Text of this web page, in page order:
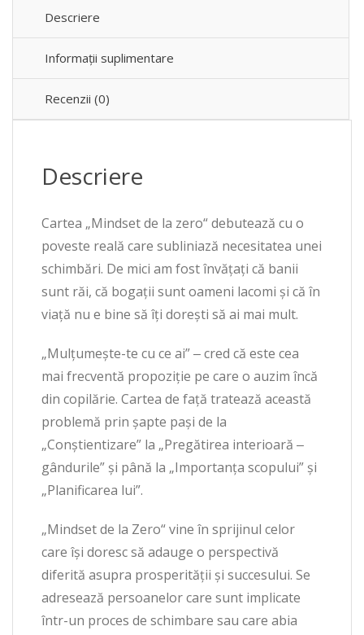
Descriere
Informații suplimentare
Recenzii (0)
Descriere
Cartea „Mindset de la zero“ debutează cu o
poveste reală care subliniază necesitatea unei
schimbări. De mici am fost învăţaţi că banii
sunt răi, că bogaţii sunt oameni lacomi şi că în
viaţă nu e bine să îţi doreşti să ai mai mult.
„Mulţumeşte-te cu ce ai” ‒ cred că este cea
mai frecventă propoziţie pe care o auzim încă
din copilărie. Cartea de faţă tratează această
problemă prin şapte paşi de la
„Conştientizare” la „Pregătirea interioară ‒
gândurile” şi până la „Importanţa scopului” şi
„Planificarea lui”.
„Mindset de la Zero“ vine în sprijinul celor
care îşi doresc să adauge o perspectivă
diferită asupra prosperităţii şi succesului. Se
adresează persoanelor care sunt implicate
într-un proces de schimbare sau care abia